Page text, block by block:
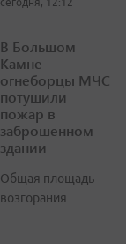
сегодня, 12:12
В Большом
Камне
огнеборцы МЧС
потушили
пожар в
заброшенном
здании
Общая площадь
возгорания